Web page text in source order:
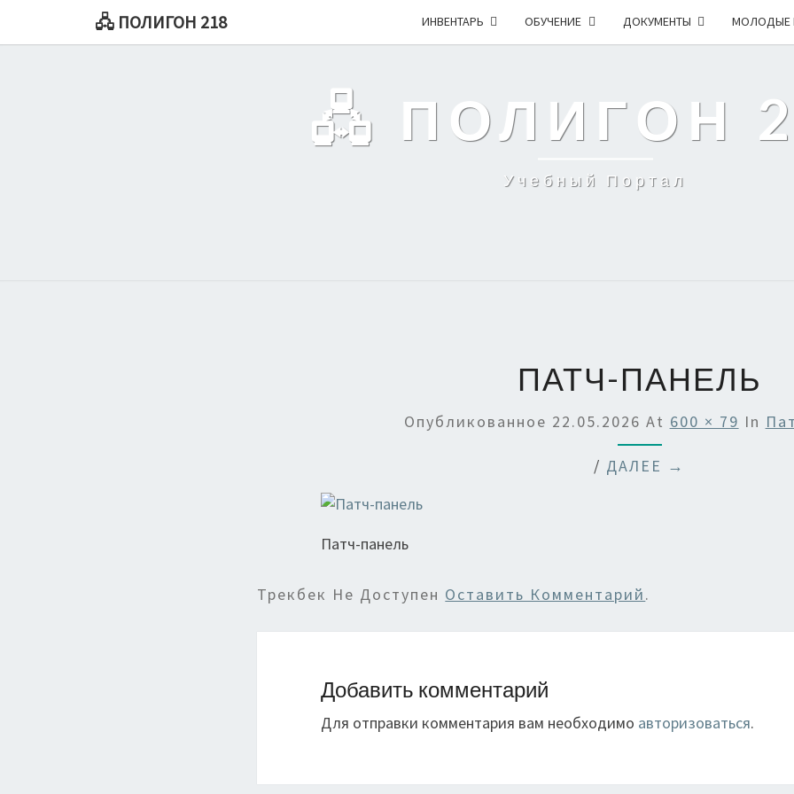
🖧 ПОЛИГОН 218 ИНВЕНТАРЬ ОБУЧЕНИЕ ДОКУМЕНТЫ МОЛОДЫЕ
🖧 ПОЛИГОН
Учебный Портал
ПАТЧ-ПАНЕЛЬ
Опубликованное 22.05.2026 At 600 × 79 In
/ ДАЛЕЕ →
Патч-панель
Трекбек Не Доступен Оставить Комментарий.
Добавить комментарий
Для отправки комментария вам необходимо авторизоваться.